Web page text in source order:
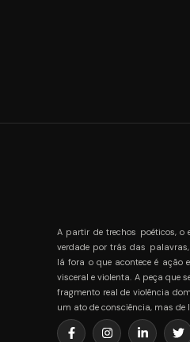
A partir de trechos poéticos, o
verdade por trás das
lá fora o que acontece é ação
visceral e violenta. A peça que
fragmento real de violência
um ato de consciência, mas de